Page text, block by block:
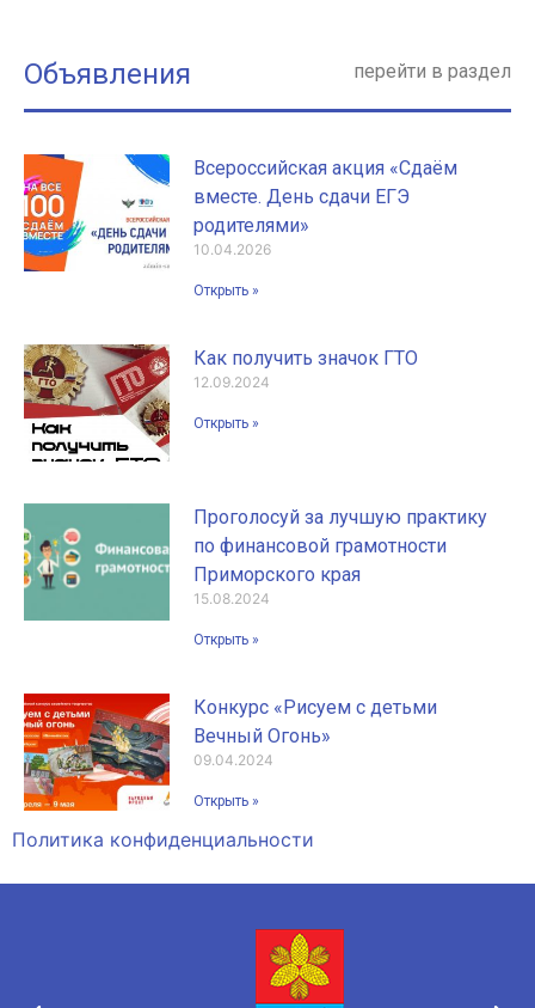
Объявления перейти в раздел
Всероссийская акция «Сдаём
вместе. День сдачи ЕГЭ
родителями»
10.04.2026
Открыть »
Как получить значок ГТО
12.09.2024
Открыть »
Проголосуй за лучшую практику
по финансовой грамотности
Приморского края
15.08.2024
Открыть »
Конкурс «Рисуем с детьми
Вечный Огонь»
09.04.2024
Открыть »
Политика конфиденциальности